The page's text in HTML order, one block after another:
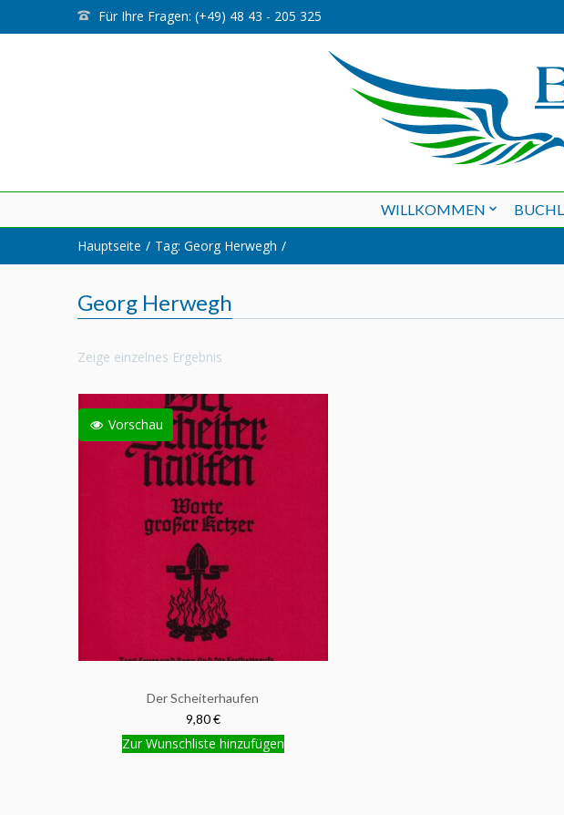
Für Ihre Fragen: (+49) 48 43 - 205 325
WILLKOMMEN
Hauptseite Tag: Georg Herwegh
Georg Herwegh
Zeige einzelnes Ergebnis
Vorschau
Der Scheiterhaufen
9,80 €
Zur Wunschliste hinzufügen